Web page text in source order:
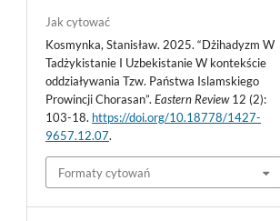
Jak cytować
Kosmynka, Stanisław. 2025. “Dżihadyzm W
Tadżykistanie I Uzbekistanie W kontekście
oddziaływania Tzw. Państwa Islamskiego
Prowincji Chorasan”.Eastern Review12 (2):
103-18. https://doi.org/10.18778/1427-
9657.12.07.
Formaty cytowań